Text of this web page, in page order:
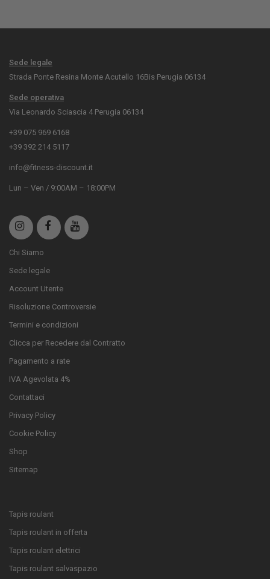
Sede legale
Strada Ponte Resina Monte Acutello 16Bis Perugia 06134
Sede operativa
Via Leonardo Sciascia 4 Perugia 06134
+39 075 969 6168
+39 392 214 5117
info@fitness-discount.it
Lun – Ven / 9:00AM – 18:00PM
Chi Siamo
Sede legale
Account Utente
Risoluzione Controversie
Termini e condizioni
Clicca per Recedere dal Contratto
Pagamento a rate
IVA Agevolata 4%
Contattaci
Privacy Policy
Cookie Policy
Shop
Sitemap
Tapis roulant
Tapis roulant in offerta
Tapis roulant elettrici
Tapis roulant salvaspazio